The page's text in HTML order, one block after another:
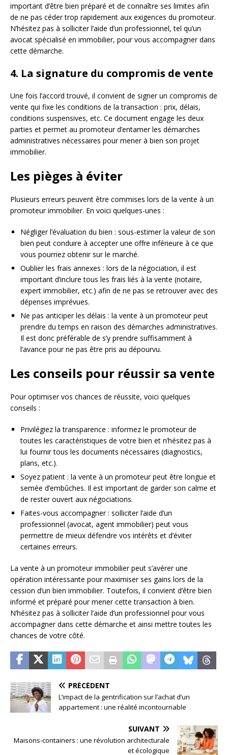
important d’être bien préparé et de connaître ses limites afin
de ne pas céder trop rapidement aux exigences du promoteur.
N’hésitez pas à solliciter l’aide d’un professionnel, tel qu’un
avocat spécialisé en immobilier, pour vous accompagner dans
cette démarche.
4. La signature du compromis de vente
Une fois l’accord trouvé, il convient de signer un compromis de
vente qui fixe les conditions de la transaction : prix, délais,
conditions suspensives, etc. Ce document engage les deux
parties et permet au promoteur d’entamer les démarches
administratives nécessaires pour mener à bien son projet
immobilier.
Les pièges à éviter
Plusieurs erreurs peuvent être commises lors de la vente à un
promoteur immobilier. En voici quelques-unes :
Négliger l’évaluation du bien : sous-estimer la valeur de son
bien peut conduire à accepter une offre inférieure à ce que
vous pourriez obtenir sur le marché.
Oublier les frais annexes : lors de la négociation, il est
important d’inclure tous les frais liés à la vente (notaire,
expert immobilier, etc.) afin de ne pas se retrouver avec des
dépenses imprévues.
Ne pas anticiper les délais : la vente à un promoteur peut
prendre du temps en raison des démarches administratives.
Il est donc préférable de s’y prendre suffisamment à
l’avance pour ne pas être pris au dépourvu.
Les conseils pour réussir sa vente
Pour optimiser vos chances de réussite, voici quelques
conseils :
Privilégiez la transparence : informez le promoteur de
toutes les caractéristiques de votre bien et n’hésitez pas à
lui fournir tous les documents nécessaires (diagnostics,
plans, etc.).
Soyez patient : la vente à un promoteur peut être longue et
semée d’embûches. Il est important de garder son calme et
de rester ouvert aux négociations.
Faites-vous accompagner : solliciter l’aide d’un
professionnel (avocat, agent immobilier) peut vous
permettre de mieux défendre vos intérêts et d’éviter
certaines erreurs.
La vente à un promoteur immobilier peut s’avérer une
opération intéressante pour maximiser ses gains lors de la
cession d’un bien immobilier. Toutefois, il convient d’être bien
informé et préparé pour mener cette transaction à bien.
N’hésitez pas à solliciter l’aide d’un professionnel pour vous
accompagner dans cette démarche et ainsi mettre toutes les
chances de votre côté.
PRÉCÉDENT
L’impact de la gentrification sur l’achat d’un
appartement : une réalité incontournable
SUIVANT
Maisons-containers : une révolution architecturale
et écologique